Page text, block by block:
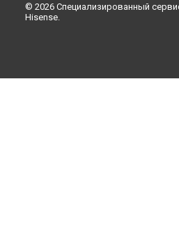
© 2026 Специализированный
Hisense.